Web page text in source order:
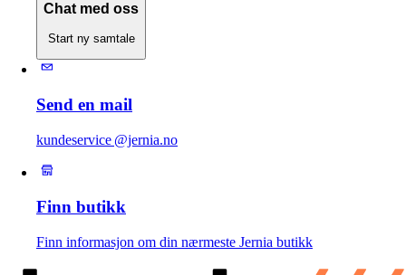
Chat med oss
Start ny samtale
Send en mail
kundeservice @jernia.no
Finn butikk
Finn informasjon om din nærmeste Jernia butikk